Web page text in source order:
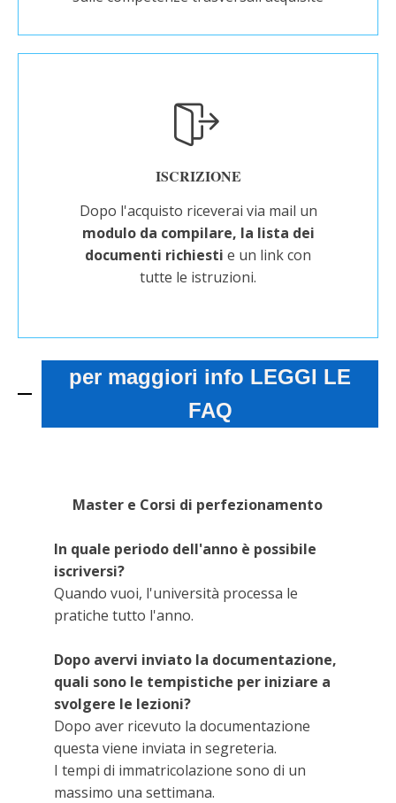
ISCRIZIONE
Dopo l'acquisto riceverai via mail un
modulo da compilare, la lista dei
documenti richiesti e un link con
tutte le istruzioni.
per maggiori info LEGGI LE
FAQ
Master e Corsi di perfezionamento
In quale periodo dell'anno è possibile
iscriversi?
Quando vuoi, l'università processa le
pratiche tutto l'anno.
Dopo avervi inviato la documentazione,
quali sono le tempistiche per iniziare a
svolgere le lezioni?
Dopo aver ricevuto la documentazione
questa viene inviata in segreteria.
I tempi di immatricolazione sono di un
massimo una settimana.